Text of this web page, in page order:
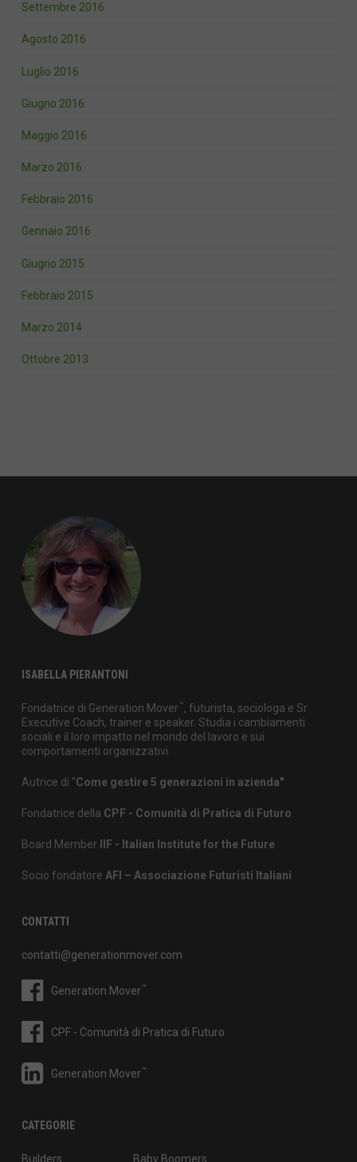
Settembre 2016
Agosto 2016
Luglio 2016
Giugno 2016
Maggio 2016
Marzo 2016
Febbraio 2016
Gennaio 2016
Giugno 2015
Febbraio 2015
Marzo 2014
Ottobre 2013
ISABELLA PIERANTONI
Fondatrice di Generation Mover™, futurista, sociologa e Sr
Executive Coach, trainer e speaker. Studia i cambiamenti
sociali e il loro impatto nel mondo del lavoro e sui
comportamenti organizzativi.
Autrice di "Come gestire 5 generazioni in azienda"
Fondatrice della CPF - Comunità di Pratica di Futuro
Board Member IIF - Italian Institute for the Future
Socio fondatore AFI – Associazione Futuristi Italiani
CONTATTI
contatti@generationmover.com
Generation Mover™
CPF - Comunità di Pratica di Futuro
Generation Mover™
CATEGORIE
Builders Baby Boomers